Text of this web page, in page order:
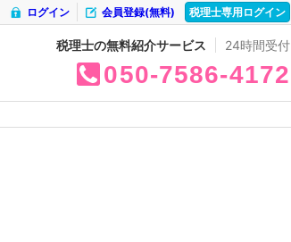
税理士専用ログイン
会員登録(無料)
ログイン
税理士の無料紹介サービス 24時間受付
050 7586 4172